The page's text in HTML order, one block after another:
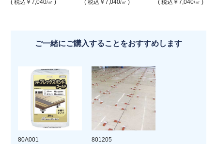
( 税込 ￥7,040/㎡ ) ( 税込 ￥7,040/㎡ ) ( 税込 ￥7,040/㎡ )
ご一緒にご購入することをおすすめします
80A001 801205